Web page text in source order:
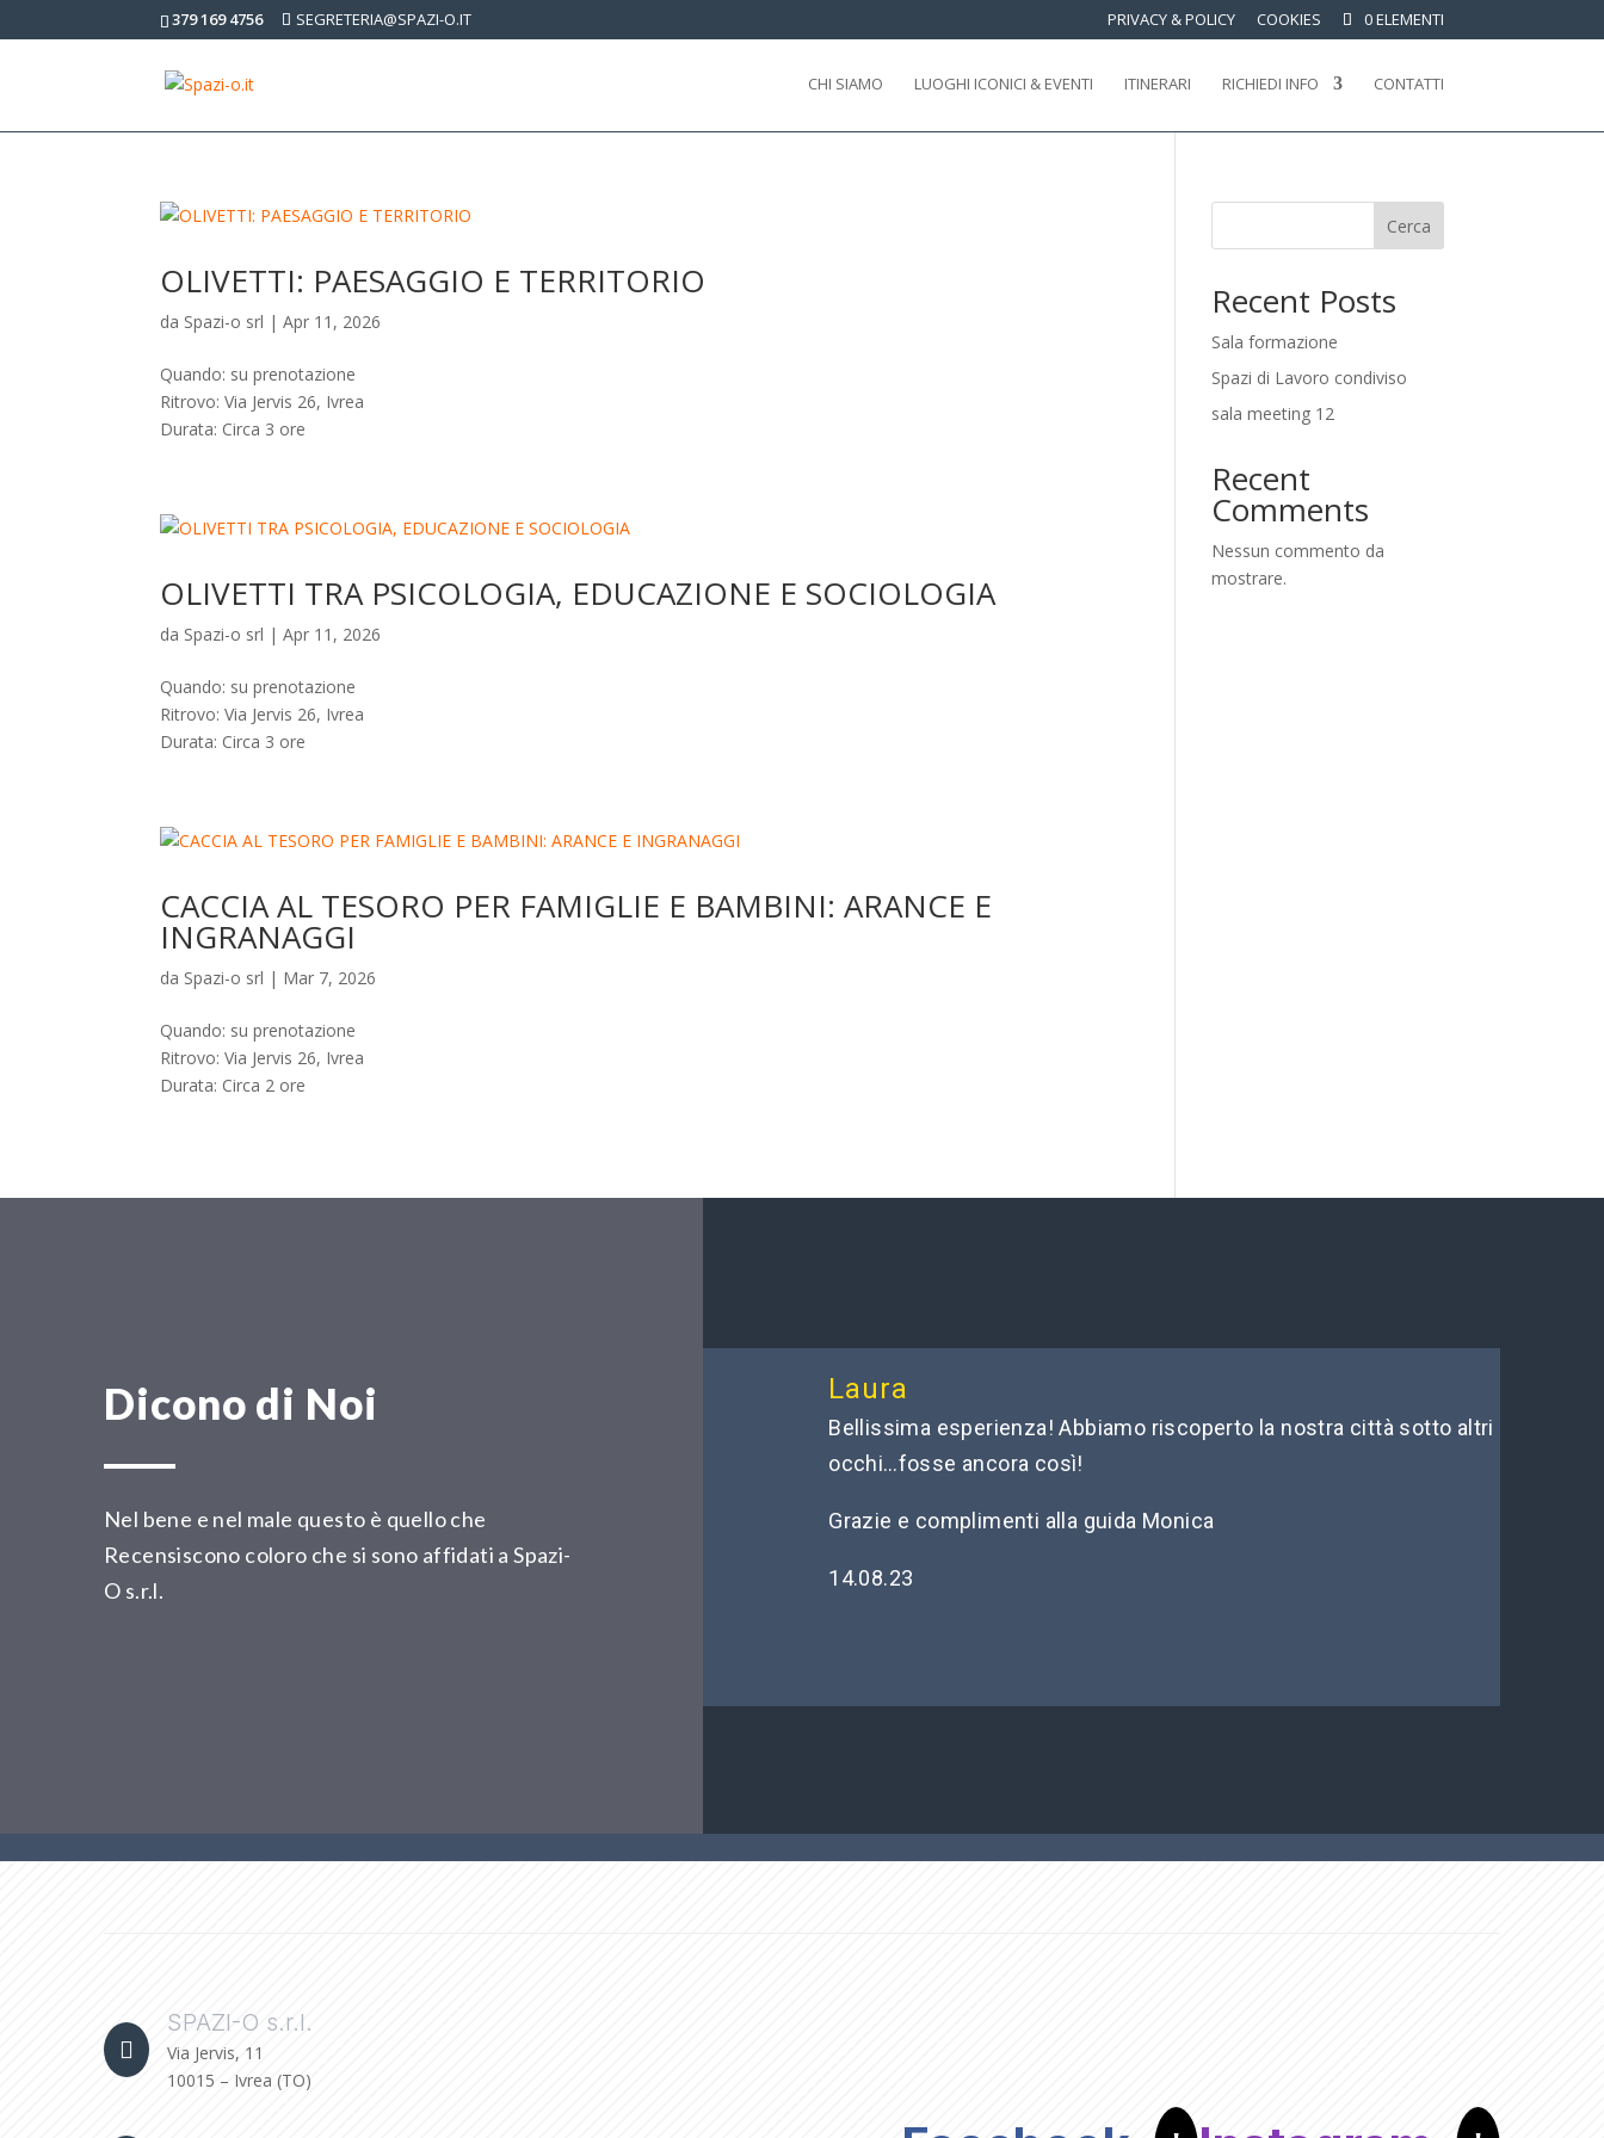
379 169 4756 SEGRETERIA@SPAZI-O.IT PRIVACY & POLICY COOKIES 0 ELEMENTI
CHI SIAMO LUOGHI ICONICI & EVENTI ITINERARI RICHIEDI INFO CONTATTI
OLIVETTI: PAESAGGIO E TERRITORIO
da Spazi-o srl |Apr 11, 2026
Quando: su prenotazione
Ritrovo: Via Jervis 26, Ivrea
Durata: Circa 3 ore
OLIVETTI TRA PSICOLOGIA, EDUCAZIONE E SOCIOLOGIA
da Spazi-o srl |Apr 11, 2026
Quando: su prenotazione
Ritrovo: Via Jervis 26, Ivrea
Durata: Circa 3 ore
CACCIA AL TESORO PER FAMIGLIE E BAMBINI: ARANCE E
INGRANAGGI
da Spazi-o srl | Mar 7, 2026
Quando: su prenotazione
Ritrovo: Via Jervis 26, Ivrea
Durata: Circa 2 ore
Cerca
Recent Posts
Sala formazione
Spazi di Lavoro condiviso
sala meeting 12
Recent
Comments
Nessun commento da
mostrare.
Dicono di Noi
Nel bene e nel male questo è quello che
Recensiscono coloro che si sono affidati a Spazi-
O s.r.l.
Laura
Bellissima esperienza! Abbiamo riscoperto la nostra città sotto altri
occhi…fosse ancora così!
Grazie e complimenti alla guida Monica
14.08.23

SPAZI-O s.r.l.
Via Jervis, 11
10015 – Ivrea (TO)